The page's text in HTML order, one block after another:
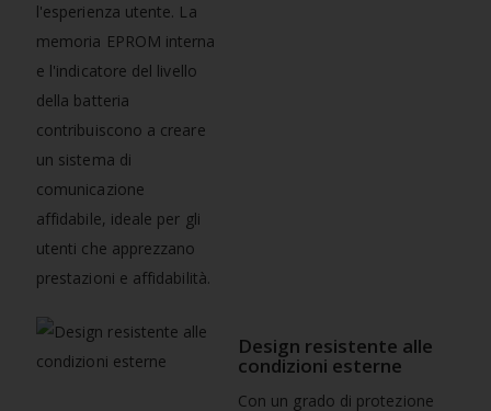
l'esperienza utente. La
memoria EPROM interna
e l'indicatore del livello
della batteria
contribuiscono a creare
un sistema di
comunicazione
affidabile, ideale per gli
utenti che apprezzano
prestazioni e affidabilità.
Design resistente alle
condizioni esterne
Con un grado di protezione